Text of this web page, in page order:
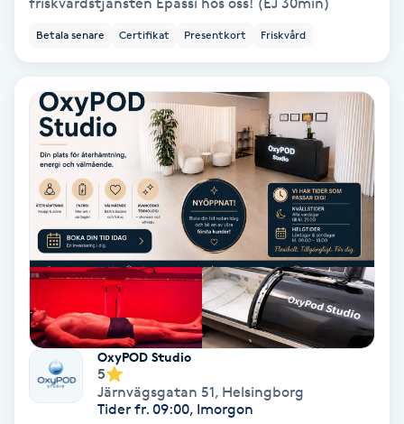
Ansiktsbehandling djuprengörande
Babylights
Balayage
Bambumassage
Barber
Barnklippning
BIAB
Blowout
Betala senare Certifikat Presentkort Friskvård
OxyPOD Studio
5
Järnvägsgatan 51, Helsingborg
Tider fr. 09:00, Imorgon